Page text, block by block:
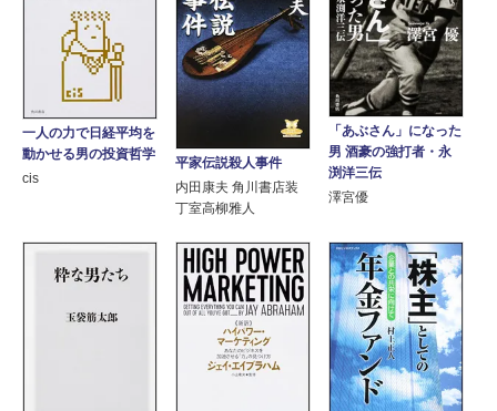
一人の力で日経平均を
動かせる男の投資哲学
cis
平家伝説殺人事件
内田康夫 角川書店装
丁室高柳雅人
「あぶさん」になった
男 酒豪の強打者・永
渕洋三伝
澤宮優